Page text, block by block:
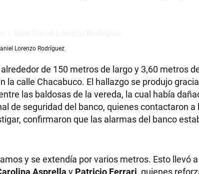
Lorenzo Rodríguez
de 150 metros de largo y 3,60 metros
calle Chacabuco. El hallazgo se produjo
las baldosas de la vereda, la cual había
de seguridad del banco, quienes contactaron a
confirmaron que las alarmas del banco
y se extendía por varios metros. Esto llevó
Asprella y Patricio Ferrari, quienes